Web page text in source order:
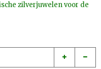
zilverjuwelen voor de